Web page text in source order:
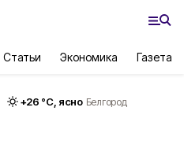
Статьи Экономика Газета
+26 °С, ясно Белгород